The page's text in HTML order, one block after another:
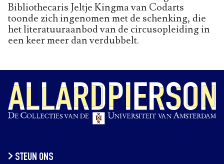
Bibliothecaris Jeltje Kingma van Codarts
toonde zich ingenomen met de schenking, die
het literatuuraanbod van de circusopleiding in
een keer meer dan verdubbelt.
STEUN ONS